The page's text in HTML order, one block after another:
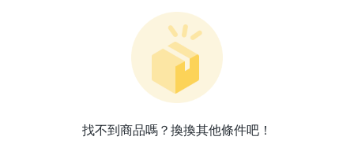
找不到商品嗎？換換其他條件吧！